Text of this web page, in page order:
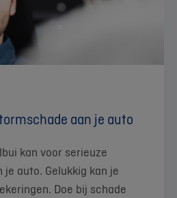
aan je auto
kan voor serieuze
je auto. Gelukkig kan je
Doe bij schade